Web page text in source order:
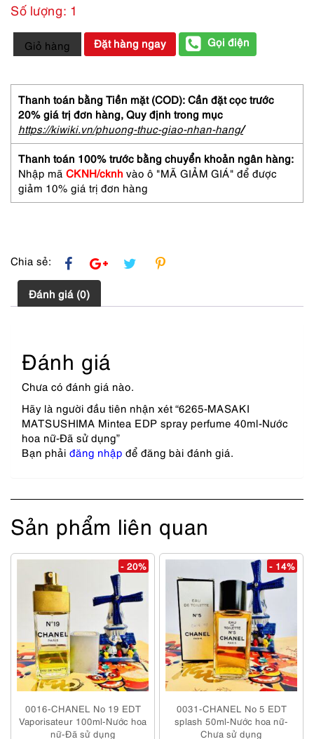
Số lượng: 1
6265-
MASAKI
Mintea
EDP
spray
perfume
40ml-
Nước
hoa
nữ-
Đã
lượng
Giỏ hàng Đặt hàng ngay Gọi điện
Thanh toán bằng Tiền mặt (COD): Cần đặt cọc trước
20% giá trị đơn hàng, Quy định trong mục
https://kiwiki.vn/phuong-thuc-giao-nhan-hang/
Thanh toán 100% trước bằng chuyển khoản ngân hàng:
Nhập mã CKNH/cknh vào ô "MÃ GIẢM GIÁ" để được
giảm 10% giá trị đơn hàng
Chia sẻ:
Đánh giá (0)
Đánh giá
Chưa có đánh giá nào.
Hãy là người đầu tiên nhận xét “6265-MASAKI
MATSUSHIMA Mintea EDP spray perfume 40ml-Nước
hoa nữ-Đã sử dụng”
Bạn phải đăng nhập để đăng bài đánh giá.
Sản phẩm liên quan
- 20%
0016-CHANEL No 19 EDT
Vaporisateur 100ml-Nước hoa
nữ-Đã sử dụng
- 14%
0031-CHANEL No 5 EDT
splash 50ml-Nước hoa nữ-
Chưa sử dụng